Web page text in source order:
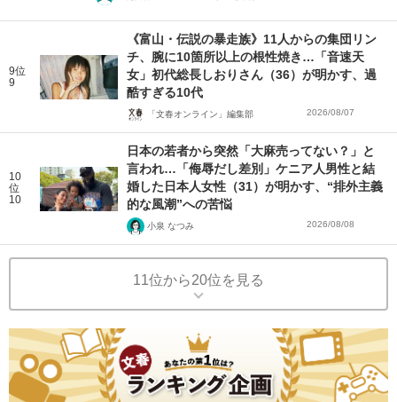
9位
9
《富山・伝説の暴走族》11人からの集団リン
チ、腕に10箇所以上の根性焼き…「音速天
女」初代総長しおりさん（36）が明かす、過
酷すぎる10代
「文春オンライン」編集部 2026/08/07
10
位
10
日本の若者から突然「大麻売ってない？」と
言われ…「侮辱だし差別」ケニア人男性と結
婚した日本人女性（31）が明かす、“排外主義
的な風潮”への苦悩
小泉 なつみ 2026/08/08
11位から20位を見る